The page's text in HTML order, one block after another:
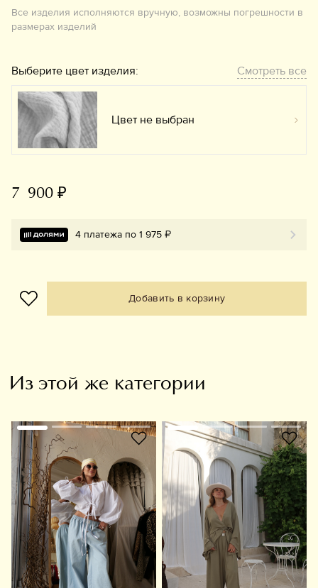
Все изделия исполняются вручную, возможны погрешности в
размерах изделий
Выберите цвет изделия: Смотреть все
Цвет не выбран
7 900 ₽
4 платежа по 1 975 ₽
Добавить в корзину
Из этой же категории